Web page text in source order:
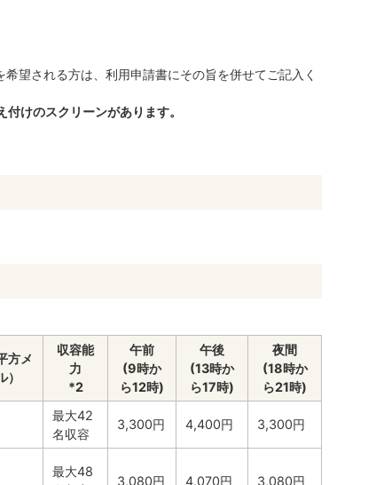
望される方は、利用申請書にその旨を併せてご記入く
けのスクリーンがあります。
方メ
）
収容能
力
*2
午前
(9時か
ら12時)
午後
(13時か
ら17時)
夜間
(18時か
ら21時)
最大42
名収容
3,300円 4,400円 3,300円
最大48
3,080円 4,070円 3,080円